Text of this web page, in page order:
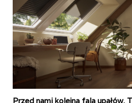
Przed nami kolejna fala upałów.